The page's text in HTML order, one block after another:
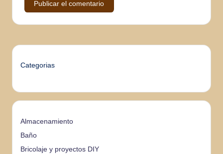
Categorias
Almacenamiento
Baño
Bricolaje y proyectos DIY